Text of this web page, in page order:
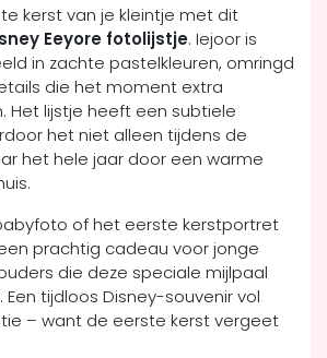
kerst van je kleintje met dit
Eeyore fotolijstje. Iejoor is
in zachte pastelkleuren, omringd
die het moment extra
Het lijstje heeft een subtiele
het niet alleen tijdens de
het hele jaar door een warme
of het eerste kerstportret
prachtig cadeau voor jonge
die deze speciale mijlpaal
Een tijdloos Disney-souvenir vol
– want de eerste kerst vergeet